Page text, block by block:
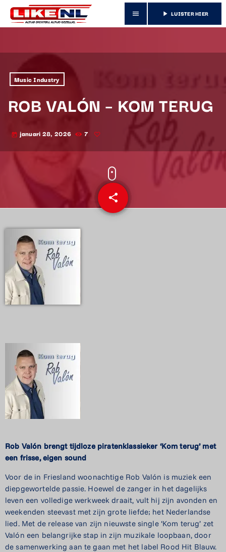
menu play_arrow LUISTER HIER
Music Industry
ROB VALÓN – KOM TERUG
today januari 28, 2026 7
share
email
Rob Valón brengt tijdloze piratenklassieker ‘Kom terug’ met
een frisse, eigen sound
Voor de in Friesland woonachtige Rob Valón is muziek een
diepgewortelde passie. Hoewel de zanger in het dagelijks
leven een volledige werkweek draait, vult hij zijn avonden en
weekenden steevast met zijn grote liefde; het Nederlandse
lied. Met de release van zijn nieuwste single ‘Kom terug’ zet
Valón een belangrijke stap in zijn muzikale loopbaan, door
de samenwerking aan te gaan met het label Rood Hit Blauw.